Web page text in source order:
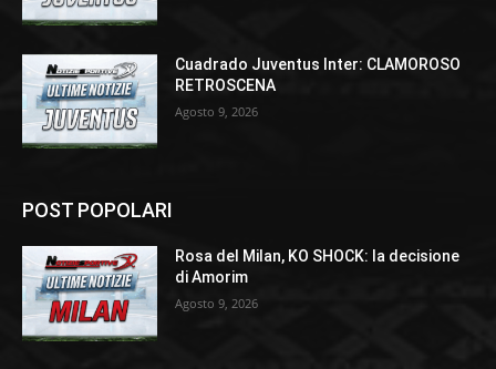
Cuadrado Juventus Inter: CLAMOROSO
RETROSCENA
Agosto 9, 2026
POST POPOLARI
Rosa del Milan, KO SHOCK: la decisione
di Amorim
Agosto 9, 2026